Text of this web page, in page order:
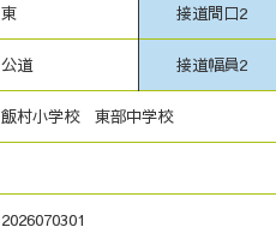
東 接道間口2
公道 接道幅員2
飯村小学校 東部中学校
2026070301